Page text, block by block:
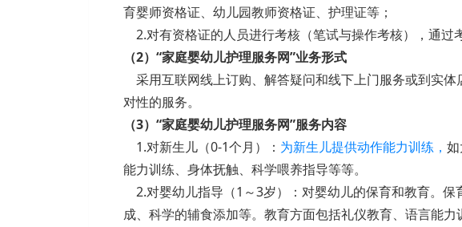
育婴师资格证、幼儿园教师资格证、护理证等；
2.对有资格证的人员进行考核（笔试与操作考核），通过
（2）“家庭婴幼儿护理服务网”业务形式
采用互联网线上订购、解答疑问和线下上门服务或到实
对性的服务。
（3）“家庭婴幼儿护理服务网”服务内容
1.对新生儿（0-1个月）： 为新生儿提供动作能力训练，
能力训练、身体抚触、科学喂养指导等等。
2.对婴幼儿指导（1～3岁）：对婴幼儿的保育和教育。
成、科学的辅食添加等。教育方面包括礼仪教育、语言能力